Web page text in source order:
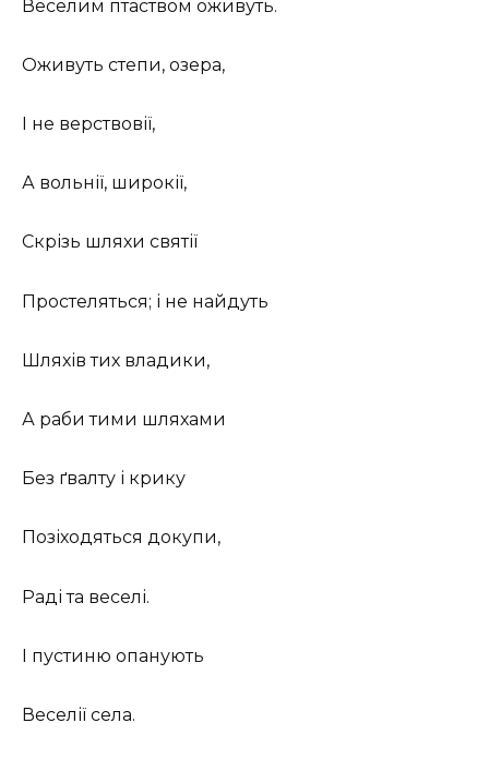
Веселим птаством оживуть.
Оживуть степи, озера,
І не верствовії,
А вольнії, широкії,
Скрізь шляхи святії
Простеляться; і не найдуть
Шляхів тих владики,
А раби тими шляхами
Без ґвалту і крику
Позіходяться докупи,
Раді та веселі.
І пустиню опанують
Веселії села.